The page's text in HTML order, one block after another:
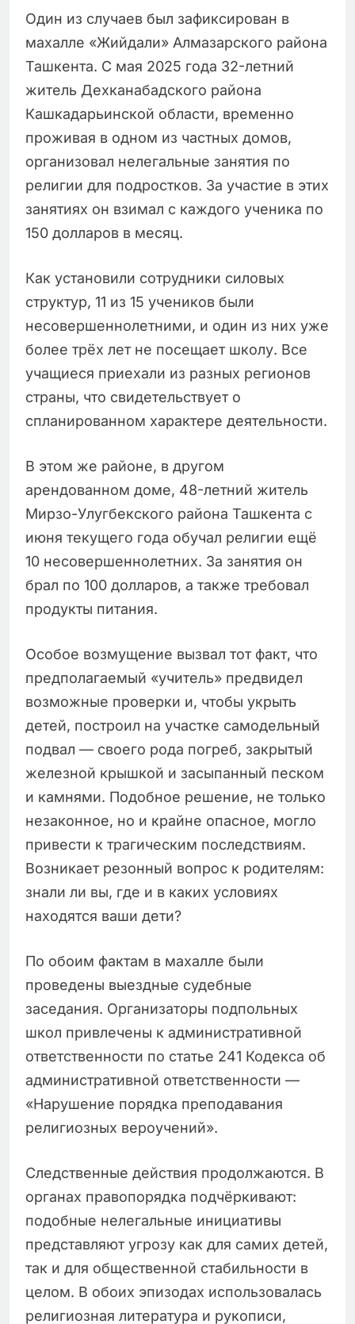
Один из случаев был зафиксирован в
махалле «Жийдали» Алмазарского района
Ташкента. С мая 2025 года 32-летний
житель Дехканабадского района
Кашкадарьинской области, временно
проживая в одном из частных домов,
организовал нелегальные занятия по
религии для подростков. За участие в этих
занятиях он взимал с каждого ученика по
150 долларов в месяц.
Как установили сотрудники силовых
структур, 11 из 15 учеников были
несовершеннолетними, и один из них уже
более трёх лет не посещает школу. Все
учащиеся приехали из разных регионов
страны, что свидетельствует о
спланированном характере деятельности.
В этом же районе, в другом
арендованном доме, 48-летний житель
Мирзо-Улугбекского района Ташкента с
июня текущего года обучал религии ещё
10 несовершеннолетних. За занятия он
брал по 100 долларов, а также требовал
продукты питания.
Особое возмущение вызвал тот факт, что
предполагаемый «учитель» предвидел
возможные проверки и, чтобы укрыть
детей, построил на участке самодельный
подвал — своего рода погреб, закрытый
железной крышкой и засыпанный песком
и камнями. Подобное решение, не только
незаконное, но и крайне опасное, могло
привести к трагическим последствиям.
Возникает резонный вопрос к родителям:
знали ли вы, где и в каких условиях
находятся ваши дети?
По обоим фактам в махалле были
проведены выездные судебные
заседания. Организаторы подпольных
школ привлечены к административной
ответственности по статье 241 Кодекса об
административной ответственности —
«Нарушение порядка преподавания
религиозных вероучений».
Следственные действия продолжаются. В
органах правопорядка подчёркивают:
подобные нелегальные инициативы
представляют угрозу как для самих детей,
так и для общественной стабильности в
целом. В обоих эпизодах использовалась
религиозная литература и рукописи,